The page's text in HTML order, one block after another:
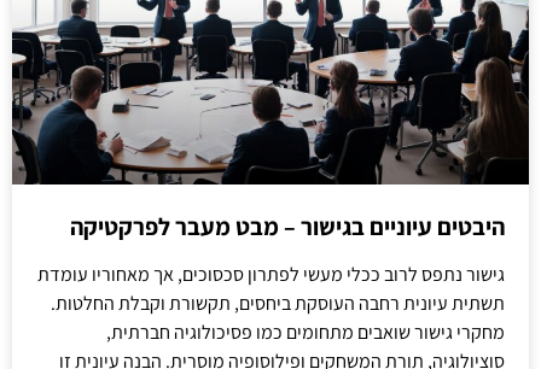
היבטים עיוניים בגישור – מבט מעבר לפרקטיקה
גישור נתפס לרוב ככלי מעשי לפתרון סכסוכים, אך מאחוריו עומדת
תשתית עיונית רחבה העוסקת ביחסים, תקשורת וקבלת החלטות.
מחקרי גישור שואבים מתחומים כמו פסיכולוגיה חברתית,
סוציולוגיה, תורת המשחקים ופילוסופיה מוסרית. הבנה עיונית זו